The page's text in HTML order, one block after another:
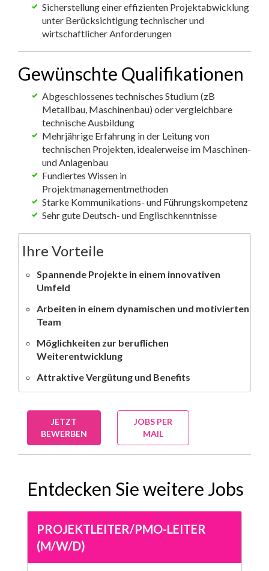
Sicherstellung einer effizienten Projektabwicklung
unter Berücksichtigung technischer und
wirtschaftlicher Anforderungen
Gewünschte Qualifikationen
Abgeschlossenes technisches Studium (zB
Metallbau, Maschinenbau) oder vergleichbare
technische Ausbildung
Mehrjährige Erfahrung in der Leitung von
technischen Projekten, idealerweise im Maschinen-
und Anlagenbau
Fundiertes Wissen in
Projektmanagementmethoden
Starke Kommunikations- und Führungskompetenz
Sehr gute Deutsch- und Englischkenntnisse
Ihre Vorteile
Spannende Projekte in einem innovativen
Umfeld
Arbeiten in einem dynamischen und motivierten
Team
Möglichkeiten zur beruflichen
Weiterentwicklung
Attraktive Vergütung und Benefits
JETZT
BEWERBEN
JOBS PER
MAIL
Entdecken Sie weitere Jobs
PROJEKTLEITER/PMO-LEITER
(M/W/D)